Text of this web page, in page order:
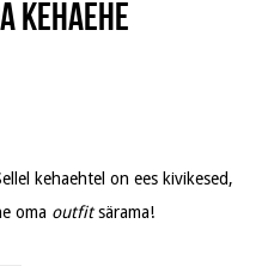
kehaehe
kehaehtel on ees kivikesed,
oma outfitsärama!